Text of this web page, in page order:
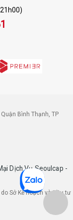
Bình Thạnh, TP
Dịch Vụ Seoulcap -
Sở Kế hoạch và Đầu tư